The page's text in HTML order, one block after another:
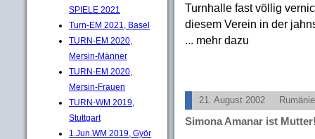
SPIELE 2021
Turn-EM 2021, Basel
TURN-EM 2020,
Mersin-Männer
TURN-EM 2020,
Mersin-Frauen
TURN-WM 2019,
Stuttgart
1.Jun.WM 2019, Györ
Turnhalle fast völlig
diesem Verein in der
... mehr dazu
21. August 2002
Simona Amanar ist